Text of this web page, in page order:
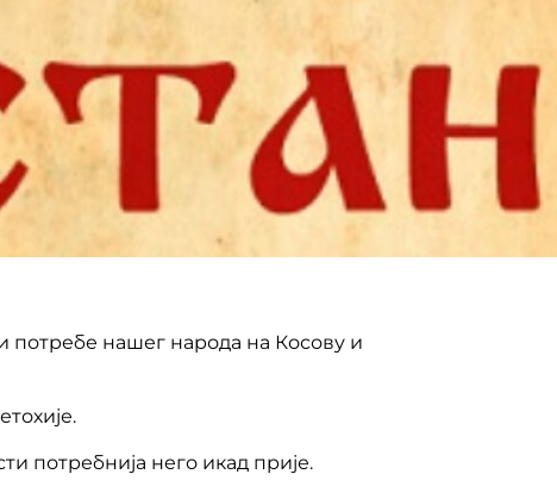
потребе нашег народа на Косову и
потребнија него икад прије.